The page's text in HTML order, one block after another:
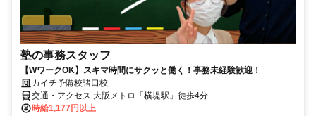
塾の事務スタッフ
【WワークOK】スキマ時間にサクッと働く！事務未経験歓迎！
カイチ予備校諸口校
交通・アクセス 大阪メトロ「横堤駅」徒歩4分
時給1,177円以上